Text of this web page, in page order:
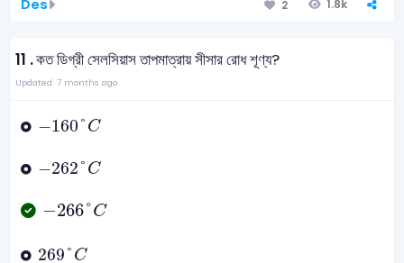
Des 2 1.8k
11 .কত ডিগ্রী সেলসিয়াস তাপমাত্রায় সীসার রোধ শূণ্য?
Updated: 7 months ago
−160° C
160°C
−262° C
262°C
−266°C
266°C
269° C
269°C